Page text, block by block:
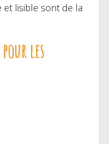
et lisible sont de la
pour les